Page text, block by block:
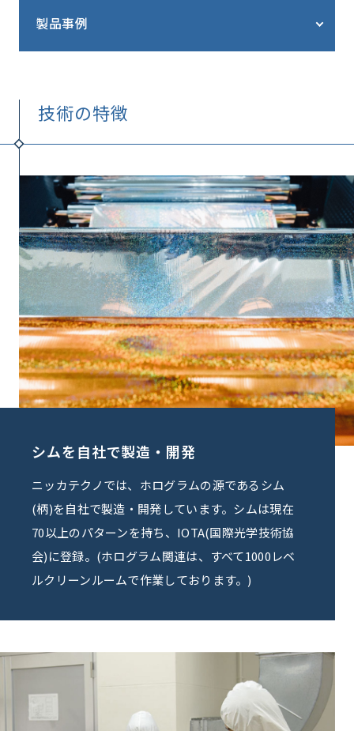
製品事例
技術の特徴
シムを自社で製造・開発
ニッカテクノでは、ホログラムの源であるシム
(柄)を自社で製造・開発しています。シムは現在
70以上のパターンを持ち、IOTA(国際光学技術協
会)に登録。(ホログラム関連は、すべて1000レベ
ルクリーンルームで作業しております。)